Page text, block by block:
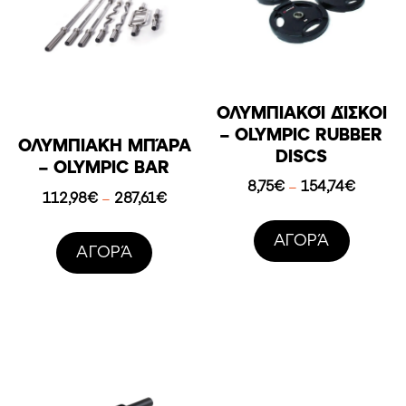
ΟΛΥΜΠΙΑΚΉ ΜΠΆΡΑ
– OLYMPIC BAR
112,98€ – 287,61€Price
AΓΟΡΆ
ΟΛΥΜΠΙΑΚΟΊ ΔΊΣΚΟΙ
– OLYMPIC RUBBER
DISCS
8,75€ – 154,74€Price
AΓΟΡΆ